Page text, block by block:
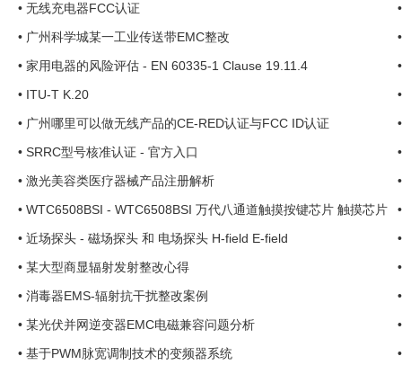
• 无线充电器FCC认证
• 广州科学城某一工业传送带EMC整改
• 家用电器的风险评估 - EN 60335-1 Clause 19.11.4
• ITU-T K.20
• 广州哪里可以做无线产品的CE-RED认证与FCC ID认证
• SRRC型号核准认证 - 官方入口
• 激光美容类医疗器械产品注册解析
• WTC6508BSI - WTC6508BSI 万代八通道触摸按键芯片 触摸芯片
• 近场探头 - 磁场探头 和 电场探头 H-field E-field
• 某大型商显辐射发射整改心得
• 消毒器EMS-辐射抗干扰整改案例
• 某光伏并网逆变器EMC电磁兼容问题分析
• 基于PWM脉宽调制技术的变频器系统